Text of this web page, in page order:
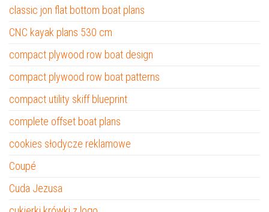
classic jon flat bottom boat plans
CNC kayak plans 530 cm
compact plywood row boat design
compact plywood row boat patterns
compact utility skiff blueprint
complete offset boat plans
cookies słodycze reklamowe
Coupé
Cuda Jezusa